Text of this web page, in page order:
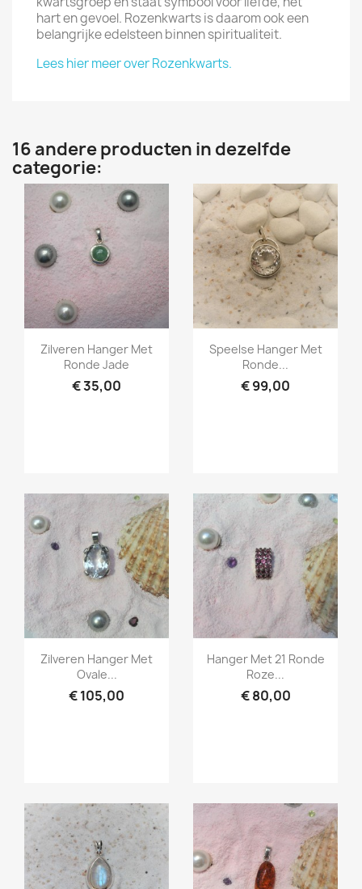
hart en gevoel. Rozenkwarts is daarom ook een
belangrijke edelsteen binnen spiritualiteit.
Lees hier meer over Rozenkwarts.
16 andere producten in dezelfde
categorie:
Snel bekijken
Zilveren Hanger Met
Ronde Jade
€ 35,00
Snel bekijken
Speelse Hanger Met
Ronde...
€ 99,00
Snel bekijken
Zilveren Hanger Met
Ovale...
€ 105,00
Snel bekijken
Hanger Met 21 Ronde
Roze...
€ 80,00